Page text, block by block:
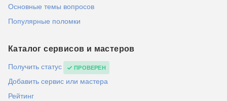
Основные темы вопросов
Популярные поломки
Каталог сервисов и мастеров
Получить статус ПРОВЕРЕН
Добавить сервис или мастера
Рейтинг